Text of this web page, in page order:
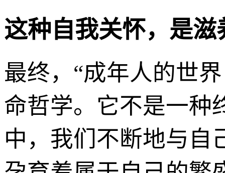
这种自我关怀，是
最终，“成年人的世
命哲学。它不是一种
中，我们不断地与自